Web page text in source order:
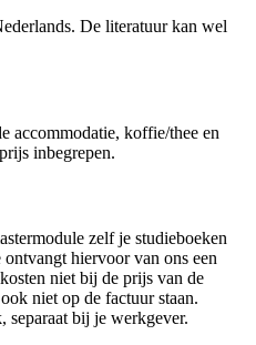
De literatuur kan wel
accommodatie, koffie/thee en
inbegrepen.
zelf je studieboeken
hiervoor van ons een
niet bij de prijs van de
niet op de factuur staan.
separaat bij je werkgever.